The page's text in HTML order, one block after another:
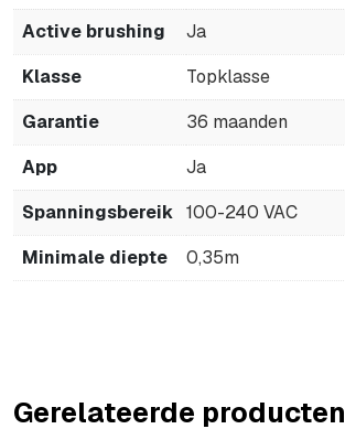
Active brushing
Ja
Klasse
Topklasse
Garantie
36 maanden
App
Ja
Spanningsbereik 100-240 VAC
Minimale diepte
0,35m
Gerelateerde producten